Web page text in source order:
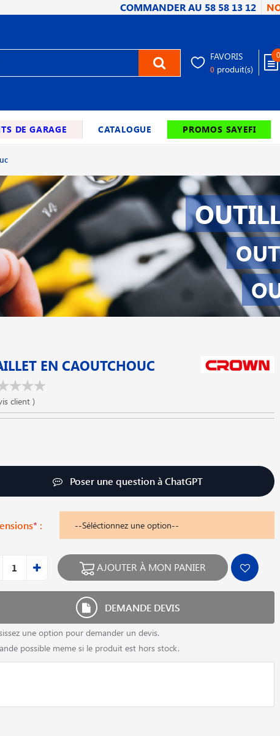
COMMANDER AU 58 58 13 12
FAVORIS
0 produit(s)
0
DE GARAGE CATALOGUE PROMOS SAYEFI
EN CAOUTCHOUC
client )
Poser une question à ChatGPT
*:
AJOUTER À MON PANIER
DEMANDE DEVIS
une option pour demander un devis.
possible meme si le produit est hors stock.